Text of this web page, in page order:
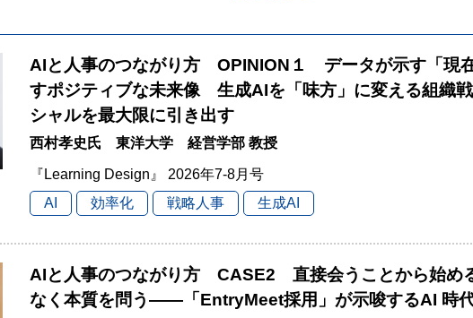
AIと人事のつながり方 OPINION１ データが示す「現
すポジティブな未来像 生成AIを「味方」に変える組織
シャルを最大限に引き出す
西村孝史氏 東洋大学 経営学部 教授
『Learning Design』 2026年7-8月号
AI
効率化 戦略人事 生成AI
AIと人事のつながり方 CASE2 直接会うことから始め
なく本質を問う――「EntryMeet採用」が示唆するAI 時